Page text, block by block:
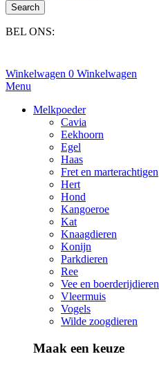
Search
BEL ONS:
Winkelwagen 0 Winkelwagen
Menu
Melkpoeder
Cavia
Eekhoorn
Egel
Haas
Fret en marterachtigen
Hert
Hond
Kangoeroe
Kat
Knaagdieren
Konijn
Parkdieren
Ree
Vee en boerderijdieren
Vleermuis
Vogels
Wilde zoogdieren
Maak een keuze